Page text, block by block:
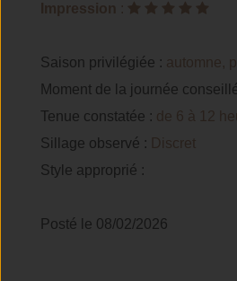
Impression :
Saison privilégiée : automne,
Moment de la journée
Tenue constatée : de 6 à 12
Sillage observé : Discret
Style approprié :
Posté le 08/02/2026